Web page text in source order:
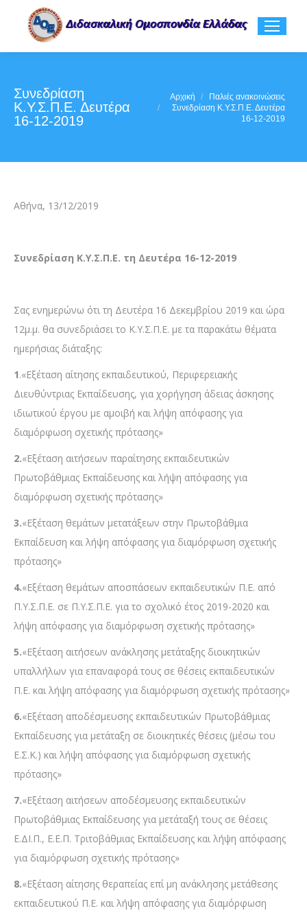
Συνεδρίαση
Κ.Υ.Σ.Π.Ε. Δευτέρα
16-12-2019
You are here:
Αρχική
Παλιές ανακοινώσεις
Συνεδρίαση Κ.Υ.Σ.Π.Ε. Δευτέρα
16-12-2019
Αθήνα, 13/12/2019
Συνεδρίαση Κ.Υ.Σ.Π.Ε. τη Δευτέρα 16-12-2019
Σας ενημερώνω ότι τη Δευτέρα 16 Δεκεμβρίου 2019 και ώρα
12μ.μ. θα συνεδριάσει το Κ.Υ.Σ.Π.Ε. με τα παρακάτω θέματα
ημερήσιας διάταξης:
1.«Εξέταση αίτησης εκπαιδευτικού, Περιφερειακής
Διευθύντριας Εκπαίδευσης, για χορήγηση άδειας άσκησης
ιδιωτικού έργου με αμοιβή και λήψη απόφασης για
διαμόρφωση σχετικής πρότασης»
2.«Εξέταση αιτήσεων παραίτησης εκπαιδευτικών
Πρωτοβάθμιας Εκπαίδευσης και λήψη απόφασης για
διαμόρφωση σχετικής πρότασης»
3.«Εξέταση θεμάτων μετατάξεων στην Πρωτοβάθμια
Εκπαίδευση και λήψη απόφασης για διαμόρφωση σχετικής
πρότασης»
4.«Εξέταση θεμάτων αποσπάσεων εκπαιδευτικών Π.Ε. από
Π.Υ.Σ.Π.Ε. σε Π.Υ.Σ.Π.Ε. για το σχολικό έτος 2019-2020 και
λήψη απόφασης για διαμόρφωση σχετικής πρότασης»
5.«Εξέταση αιτήσεων ανάκλησης μετάταξης διοικητικών
υπαλλήλων για επαναφορά τους σε θέσεις εκπαιδευτικών
Π.Ε. και λήψη απόφασης για διαμόρφωση σχετικής πρότασης»
6.«Εξέταση αποδέσμευσης εκπαιδευτικών Πρωτοβάθμιας
Εκπαίδευσης για μετάταξη σε διοικητικές θέσεις (μέσω του
Ε.Σ.Κ.) και λήψη απόφασης για διαμόρφωση σχετικής
πρότασης»
7.«Εξέταση αιτήσεων αποδέσμευσης εκπαιδευτικών
Πρωτοβάθμιας Εκπαίδευσης για μετάταξή τους σε θέσεις
Ε.ΔΙ.Π., Ε.Ε.Π. Τριτοβάθμιας Εκπαίδευσης και λήψη απόφασης
για διαμόρφωση σχετικής πρότασης»
8.«Εξέταση αίτησης θεραπείας επί μη ανάκλησης μετάθεσης
εκπαιδευτικού Π.Ε. και λήψη απόφασης για διαμόρφωση